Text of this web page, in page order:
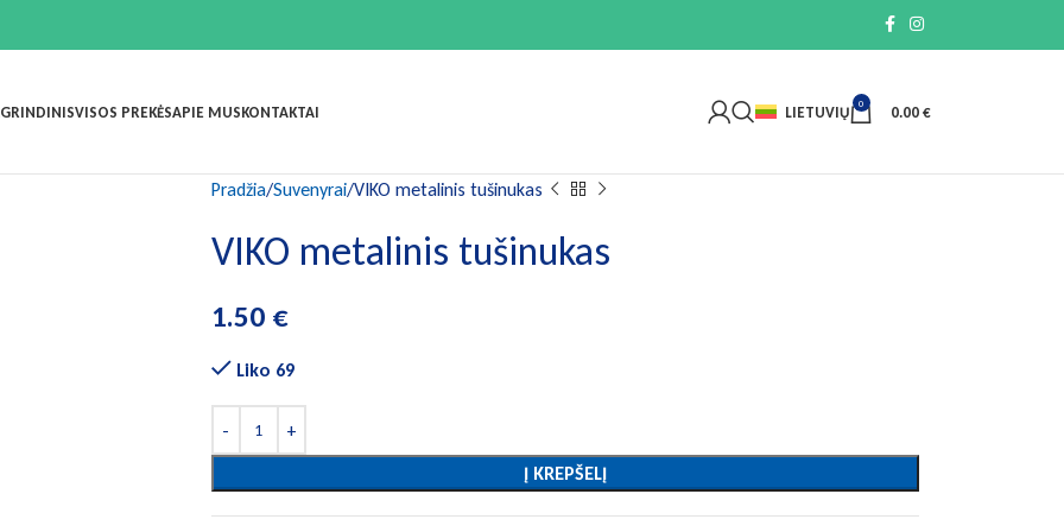
VISOS PREKĖSAPIE MUSKONTAKTAI LIETUVIŲ 0 0.00 €
Pradžia Suvenyrai VIKO metalinis tušinukas
VIKO metalinis tušinukas
1.50 €
Liko 69
Į KREPŠELĮ